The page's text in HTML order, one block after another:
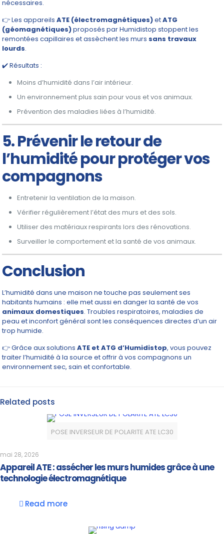
nécessaires.
👉 Les appareilsATE (électromagnétiques)etATG
(géomagnétiques)proposés par Humidistop stoppent les
remontées capillaires et assèchent les murs sans travaux
lourds.
✔️ Résultats :
Moins d’humidité dans l’air intérieur.
Un environnement plus sain pour vous et vos animaux.
Prévention des maladies liées à l’humidité.
5. Prévenir le retour de
l’humidité pour protéger vos
compagnons
Entretenir la ventilation de la maison.
Vérifier régulièrement l’état des murs et des sols.
Utiliser des matériaux respirants lors des rénovations.
Surveiller le comportement et la santé de vos animaux.
Conclusion
L’humidité dans une maison ne touche pas seulement ses
habitants humains : elle met aussi en danger la santé de vos
animaux domestiques. Troubles respiratoires, maladies de
peau et inconfort général sont les conséquences directes d’un air
trop humide.
👉 Grâce aux solutionsATE et ATG d’Humidistop, vous pouvez
traiter l’humidité à la source et offrir à vos compagnons un
environnement sec, sain et confortable.
Related posts
POSE INVERSEUR DE POLARITE ATE LC30
mai 28, 2026
Appareil ATE : assécher les murs humides grâce à une
technologie électromagnétique
Read more